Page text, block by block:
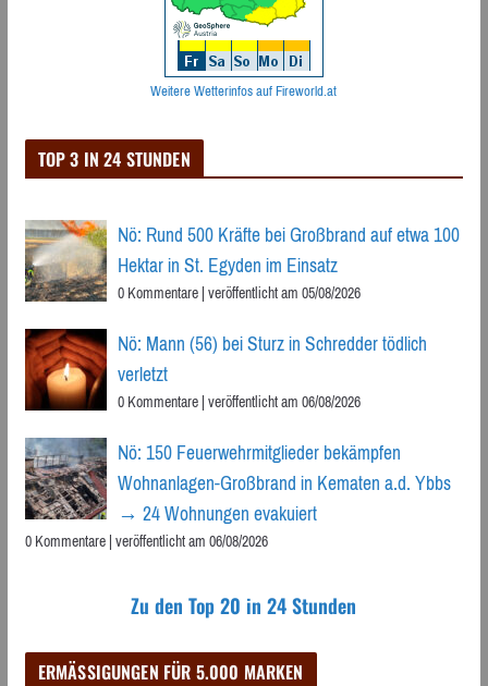
Weitere Wetterinfos auf Fireworld.at
TOP 3 IN 24 STUNDEN
Nö: Rund 500 Kräfte bei Großbrand auf etwa 100
Hektar in St. Egyden im Einsatz
0 Kommentare|veröffentlicht am 05/08/2026
Nö: Mann (56) bei Sturz in Schredder tödlich
verletzt
0 Kommentare|veröffentlicht am 06/08/2026
Nö: 150 Feuerwehrmitglieder bekämpfen
Wohnanlagen-Großbrand in Kematen a.d. Ybbs
→ 24 Wohnungen evakuiert
0 Kommentare|veröffentlicht am 06/08/2026
Zu den Top 20 in 24 Stunden
ERMÄSSIGUNGEN FÜR 5.000 MARKEN